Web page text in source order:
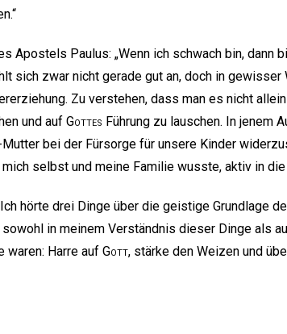
Apostels Paulus: „Wenn ich schwach bin, dann
sich zwar nicht gerade gut an, doch in
Zu verstehen, dass man es nicht
und auf Gottes Führung zu lauschen. In jenem
bei der Fürsorge für unsere Kinder
mich selbst und meine Familie wusste, aktiv in
hörte drei Dinge über die geistige Grundlage
in meinem Verständnis dieser Dinge als
waren: Harre auf Gott, stärke den Weizen und